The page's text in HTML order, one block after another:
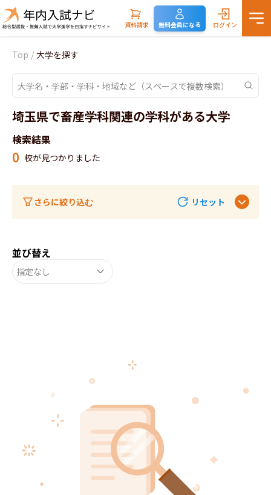
資料請求 無料会員になる ログイン
Top / 大学を探す
埼玉県で畜産学科関連の学科がある大学
検索結果
0 校が見つかりました
さらに絞り込む リセット
並び替え
指定なし